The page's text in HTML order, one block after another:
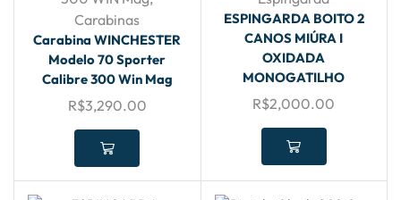
Carabinas
Carabina WINCHESTER
Modelo 70 Sporter
Calibre 300 Win Mag
R$3,290.00
ESPINGARDA BOITO 2
CANOS MIÚRA I
OXIDADA
MONOGATILHO
R$2,000.00